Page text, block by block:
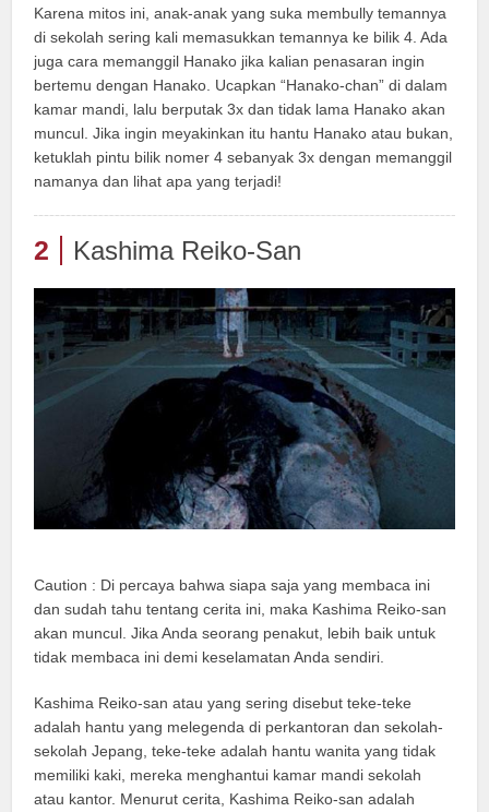
Karena mitos ini, anak-anak yang suka membully temannya
di sekolah sering kali memasukkan temannya ke bilik 4. Ada
juga cara memanggil Hanako jika kalian penasaran ingin
bertemu dengan Hanako. Ucapkan “Hanako-chan” di dalam
kamar mandi, lalu berputak 3x dan tidak lama Hanako akan
muncul. Jika ingin meyakinkan itu hantu Hanako atau bukan,
ketuklah pintu bilik nomer 4 sebanyak 3x dengan memanggil
namanya dan lihat apa yang terjadi!
2 Kashima Reiko-San
Caution : Di percaya bahwa siapa saja yang membaca ini
dan sudah tahu tentang cerita ini, maka Kashima Reiko-san
akan muncul. Jika Anda seorang penakut, lebih baik untuk
tidak membaca ini demi keselamatan Anda sendiri.
Kashima Reiko-san atau yang sering disebut teke-teke
adalah hantu yang melegenda di perkantoran dan sekolah-
sekolah Jepang, teke-teke adalah hantu wanita yang tidak
memiliki kaki, mereka menghantui kamar mandi sekolah
atau kantor. Menurut cerita, Kashima Reiko-san adalah